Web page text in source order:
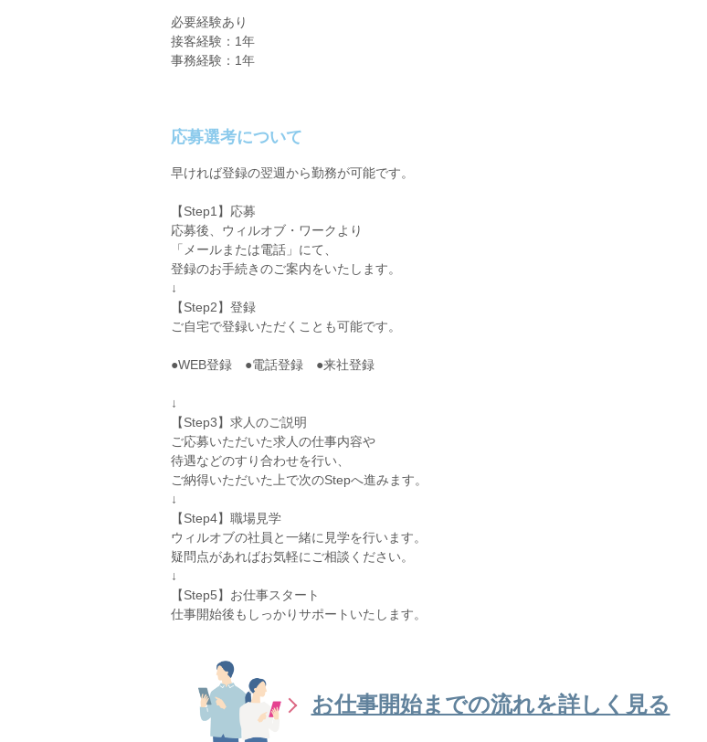
必要経験あり
接客経験：1年
事務経験：1年
応募選考について
早ければ登録の翌週から勤務が可能です。
【Step1】応募
応募後、ウィルオブ・ワークより
「メールまたは電話」にて、
登録のお手続きのご案内をいたします。
↓
【Step2】登録
ご自宅で登録いただくことも可能です。
●WEB登録 ●電話登録 ●来社登録
↓
【Step3】求人のご説明
ご応募いただいた求人の仕事内容や
待遇などのすり合わせを行い、
ご納得いただいた上で次のStepへ進みます。
↓
【Step4】職場見学
ウィルオブの社員と一緒に見学を行います。
疑問点があればお気軽にご相談ください。
↓
【Step5】お仕事スタート
仕事開始後もしっかりサポートいたします。
お仕事開始までの流れを詳しく見る